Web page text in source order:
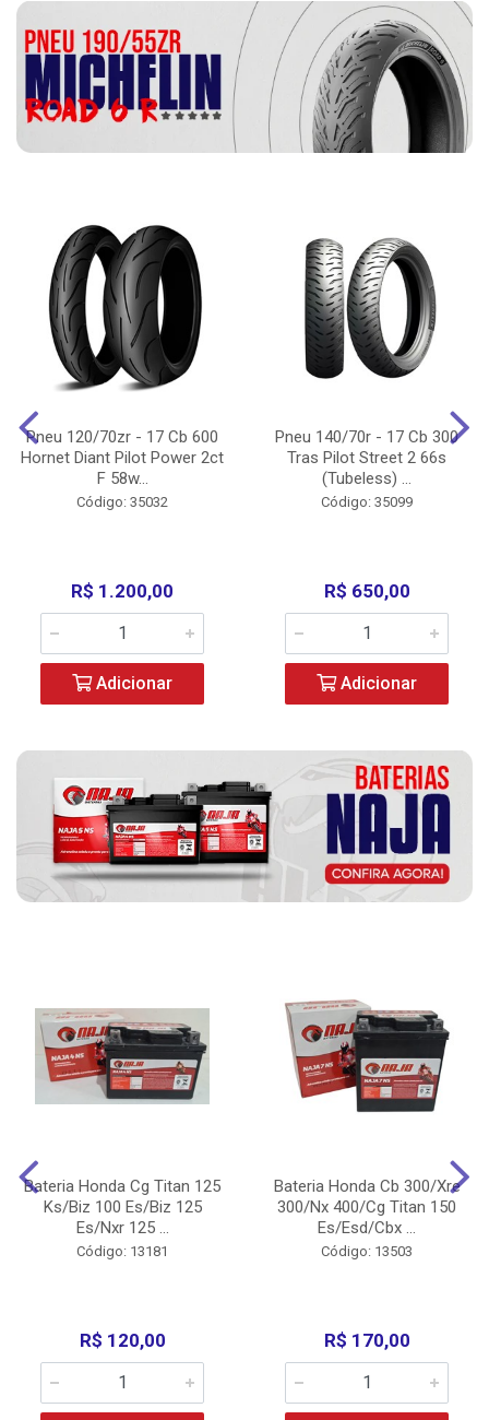
Pneu 120/70zr - 17 Cb 600
Hornet Diant Pilot Power 2ct
F 58w...
Código: 35032
R$ 1.200,00
Adicionar
Pneu 140/70r - 17 Cb 300
Tras Pilot Street 2 66s
(Tubeless) ...
Código: 35099
R$ 650,00
Adicionar
Bateria Honda Cg Titan 125
Ks/Biz 100 Es/Biz 125
Es/Nxr 125 ...
Código: 13181
R$ 120,00
Bateria Honda Cb 300/Xre
300/Nx 400/Cg Titan 150
Es/Esd/Cbx ...
Código: 13503
R$ 170,00